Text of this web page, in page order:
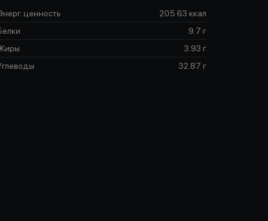
ценность
205.63 ккал
9.7 г
3.93 г
32.87 г